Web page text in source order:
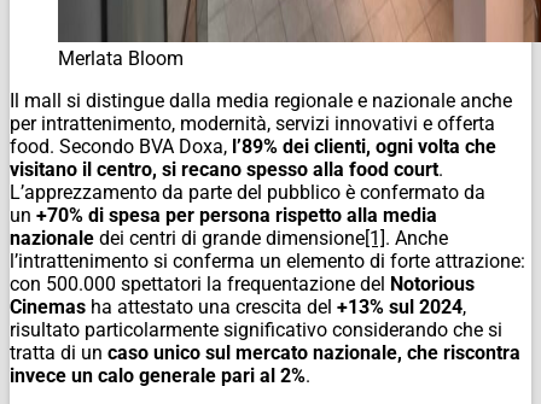
Merlata Bloom
Il mall si distingue dalla media regionale e nazionale anche
per intrattenimento, modernità, servizi innovativi e offerta
food. Secondo BVA Doxa, l’89% dei clienti, ogni volta che
visitano il centro, si recano spesso alla food court.
L’apprezzamento da parte del pubblico è confermato da
un +70% di spesa per persona rispetto alla media
nazionale dei centri di grande dimensione[1]. Anche
l’intrattenimento si conferma un elemento di forte attrazione:
con 500.000 spettatori la frequentazione del Notorious
Cinemas ha attestato una crescita del +13% sul 2024,
risultato particolarmente significativo considerando che si
tratta di un caso unico sul mercato nazionale, che riscontra
invece un calo generale pari al 2%.